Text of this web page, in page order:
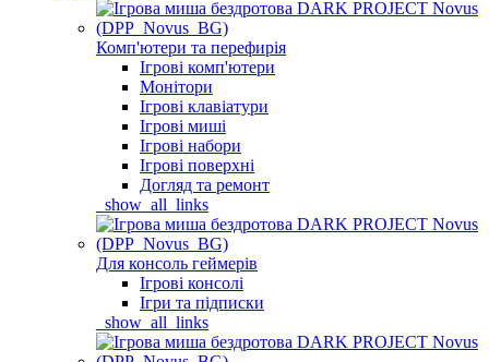
Комп'ютери та перефирія
Ігрові комп'ютери
Монітори
Ігрові клавіатури
Ігрові миші
Ігрові набори
Ігрові поверхні
Догляд та ремонт
_show_all_links
Для консоль геймерів
Ігрові консолі
Ігри та підписки
_show_all_links